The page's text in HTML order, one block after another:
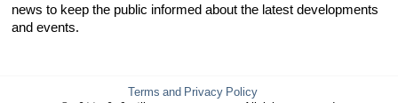
news to keep the public informed about the latest developments
and events.
Terms and Privacy Policy